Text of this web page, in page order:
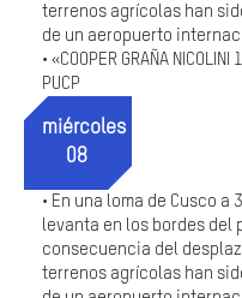
terrenos agrícolas han
de un aeropuerto
• «COOPER GRAÑA
PUCP
miércoles
08
• En una loma de Cusco a
levanta en los bordes del
consecuencia del
terrenos agrícolas han